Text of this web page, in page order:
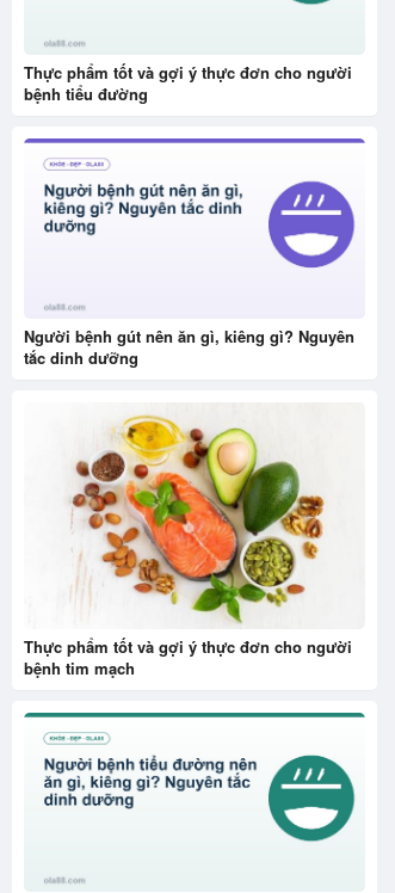
Thực phẩm tốt và gợi ý thực đơn cho người
bệnh tiểu đường
Người bệnh gút nên ăn gì, kiêng gì? Nguyên
tắc dinh dưỡng
Thực phẩm tốt và gợi ý thực đơn cho người
bệnh tim mạch